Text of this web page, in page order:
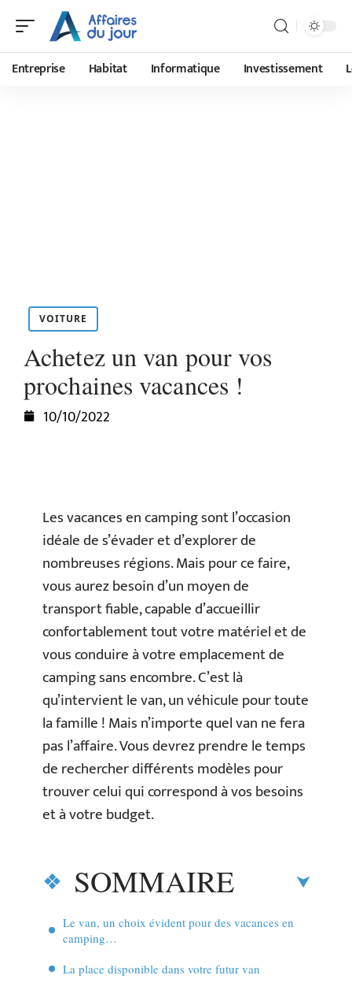
Entreprise Habitat Informatique Investissement
VOITURE
Achetez un van pour vos
prochaines vacances !
10/10/2022
Les vacances en camping sont l’occasion
idéale de s’évader et d’explorer de
nombreuses régions. Mais pour ce faire,
vous aurez besoin d’un moyen de
transport fiable, capable d’accueillir
confortablement tout votre matériel et de
vous conduire à votre emplacement de
camping sans encombre. C’est là
qu’intervient le van, un véhicule pour toute
la famille ! Mais n’importe quel van ne fera
pas l’affaire. Vous devrez prendre le temps
de rechercher différents modèles pour
trouver celui qui correspond à vos besoins
et à votre budget.
SOMMAIRE
Le van, un choix évident pour des vacances en
camping…
La place disponible dans votre futur van